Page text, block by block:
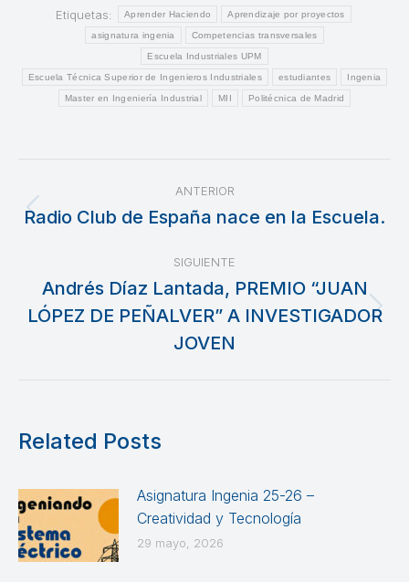
Etiquetas:
Aprender Haciendo Aprendizaje por proyectos
asignatura ingenia Competencias transversales
Escuela Industriales UPM
Escuela Técnica Superior de Ingenieros Industriales estudiantes Ingenia
Master en Ingeniería Industrial MII Politécnica de Madrid
Navegación
entre
publicaciones
ANTERIOR
Publicación
Radio Club de España nace en la Escuela.
SIGUIENTE
Publicación
siguiente:
Andrés Díaz Lantada, PREMIO “JUAN
LÓPEZ DE PEÑALVER” A INVESTIGADOR
JOVEN
Related Posts
Asignatura Ingenia 25-26 –
Creatividad y Tecnología
29 mayo, 2026